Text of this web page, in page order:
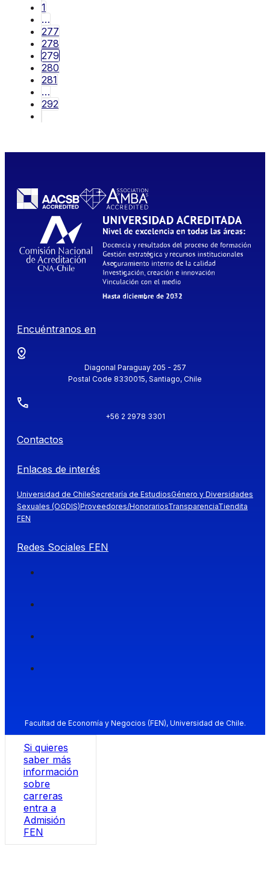
1
…
277
278
279
280
281
…
292
Encuéntranos en
Diagonal Paraguay 205 - 257
Postal Code 8330015, Santiago, Chile
+56 2 2978 3301
Contactos
Enlaces de interés
Universidad de ChileSecretaría de EstudiosGénero y Diversidades
Sexuales (OGDIS)Proveedores/HonorariosTransparenciaTiendita
FEN
Redes Sociales FEN
Facultad de Economía y Negocios (FEN), Universidad de Chile.
Si quieres
saber más
información
sobre
carreras
entra a
Admisión
FEN